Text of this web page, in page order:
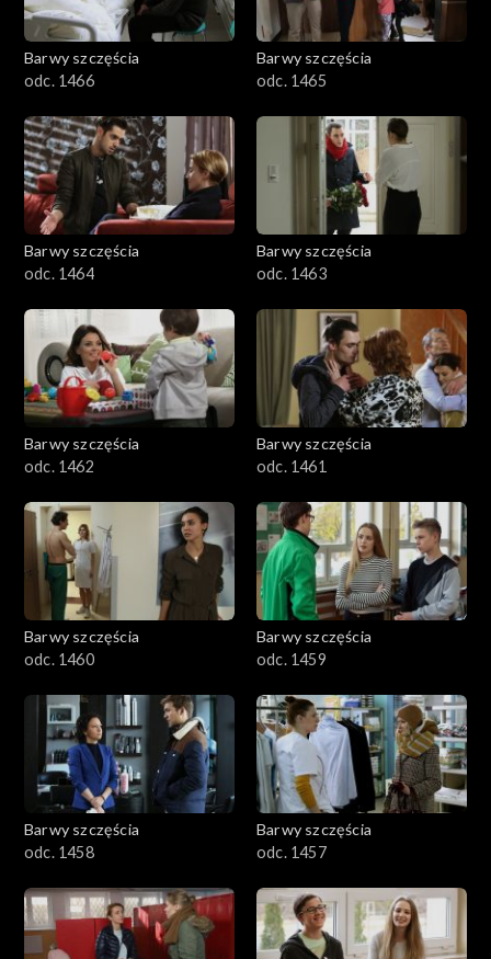
Barwy szczęścia
odc. 1466
Barwy szczęścia
odc. 1465
Barwy szczęścia
odc. 1464
Barwy szczęścia
odc. 1463
Barwy szczęścia
odc. 1462
Barwy szczęścia
odc. 1461
Barwy szczęścia
odc. 1460
Barwy szczęścia
odc. 1459
Barwy szczęścia
odc. 1458
Barwy szczęścia
odc. 1457